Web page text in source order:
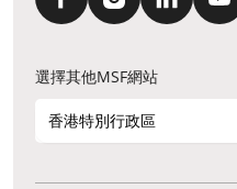
選擇其他MSF網站
香港特別行政區